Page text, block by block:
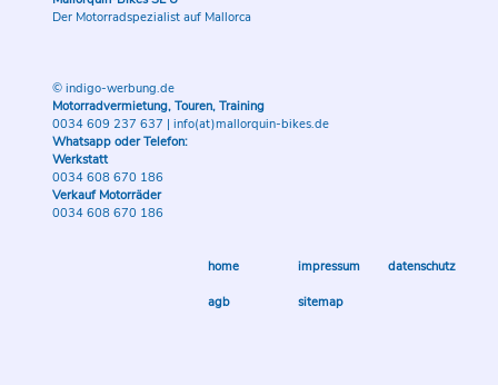
Der Motorradspezialist auf Mallorca
© indigo-werbung.de
Motorradvermietung, Touren, Training
0034 609 237 637 | info(at)mallorquin-bikes.de
Whatsapp oder Telefon:
Werkstatt
0034 608 670 186
Verkauf Motorräder
0034 608 670 186
home impressum datenschutz
agb sitemap